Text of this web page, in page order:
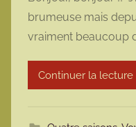
brumeuse mais
vraiment beaucoup
Continuer la lecture